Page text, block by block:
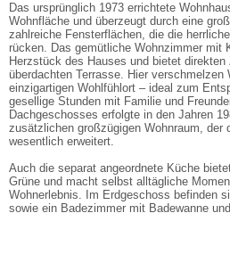
Das ursprünglich 1973 errichtete
Wohnfläche und überzeugt durch eine
zahlreiche Fensterflächen, die die
rücken. Das gemütliche Wohnzimmer mit
Herzstück des Hauses und bietet direkten
überdachten Terrasse. Hier verschmelzen
einzigartigen Wohlfühlort – ideal zum
gesellige Stunden mit Familie und
Dachgeschosses erfolgte in den Jahren
zusätzlichen großzügigen Wohnraum, der
wesentlich erweitert.
Auch die separat angeordnete Küche
Grüne und macht selbst alltägliche
Wohnerlebnis. Im Erdgeschoss befinden
sowie ein Badezimmer mit Badewanne